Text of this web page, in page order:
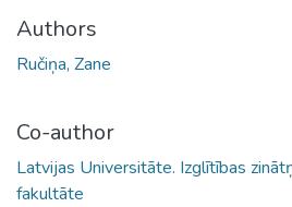
Authors
Ručiņa, Zane
Co-author
Latvijas Universitāte. Izglītības
fakultāte